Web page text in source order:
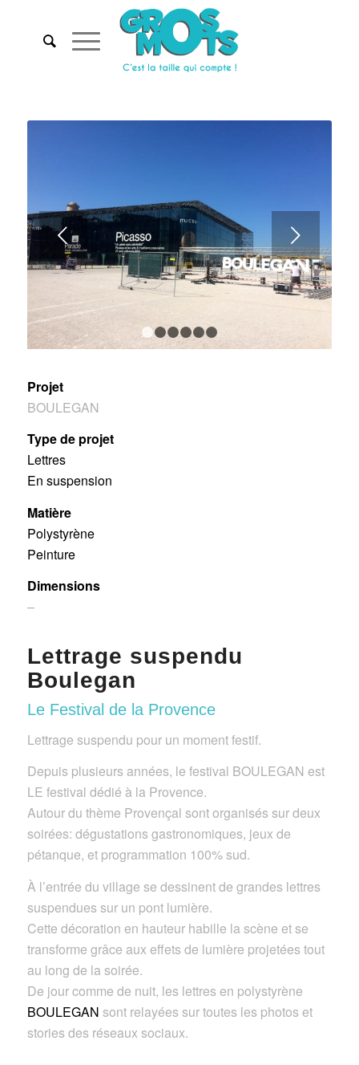
Suivant
1 2 4 5 6
Projet
BOULEGAN
Type de projet
Lettres
En suspension
Matière
Polystyrène
Peinture
Dimensions
–
Lettrage suspendu
Boulegan
Le Festival de la Provence
Lettrage suspendu pour un moment festif.
Depuis plusieurs années, le festival BOULEGAN est
LE festival dédié à la Provence.
Autour du thème Provençal sont organisés sur deux
soirées: dégustations gastronomiques, jeux de
pétanque, et programmation 100% sud.
À l’entrée du village se dessinent de grandes lettres
suspendues sur un pont lumière.
Cette décoration en hauteur habille la scène et se
transforme grâce aux effets de lumière projetées tout
au long de la soirée.
De jour comme de nuit, les lettres en polystyrène
BOULEGAN sont relayées sur toutes les photos et
stories des réseaux sociaux.